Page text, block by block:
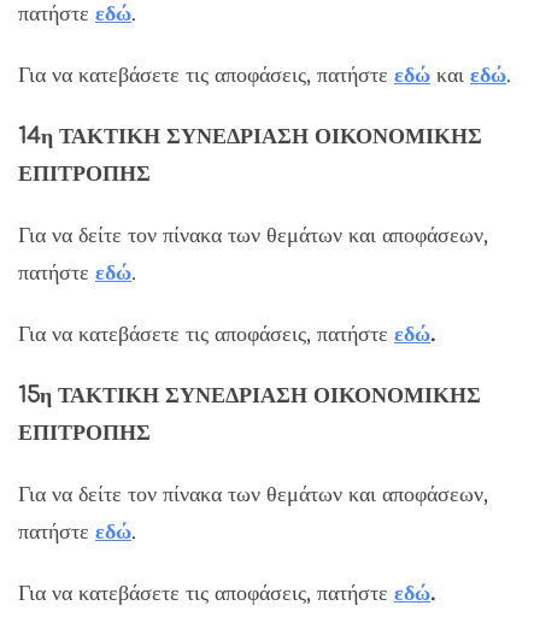
πατήστε εδώ.
Για να κατεβάσετε τις αποφάσεις, πατήστε εδώ και εδώ.
14η ΤΑΚΤΙΚΗ ΣΥΝΕΔΡΙΑΣΗ ΟΙΚΟΝΟΜΙΚΗΣ
ΕΠΙΤΡΟΠΗΣ
Για να δείτε τον πίνακα των θεμάτων και αποφάσεων,
πατήστε εδώ.
Για να κατεβάσετε τις αποφάσεις, πατήστε εδώ.
15η ΤΑΚΤΙΚΗ ΣΥΝΕΔΡΙΑΣΗ ΟΙΚΟΝΟΜΙΚΗΣ
ΕΠΙΤΡΟΠΗΣ
Για να δείτε τον πίνακα των θεμάτων και αποφάσεων,
πατήστε εδώ.
Για να κατεβάσετε τις αποφάσεις, πατήστε εδώ.